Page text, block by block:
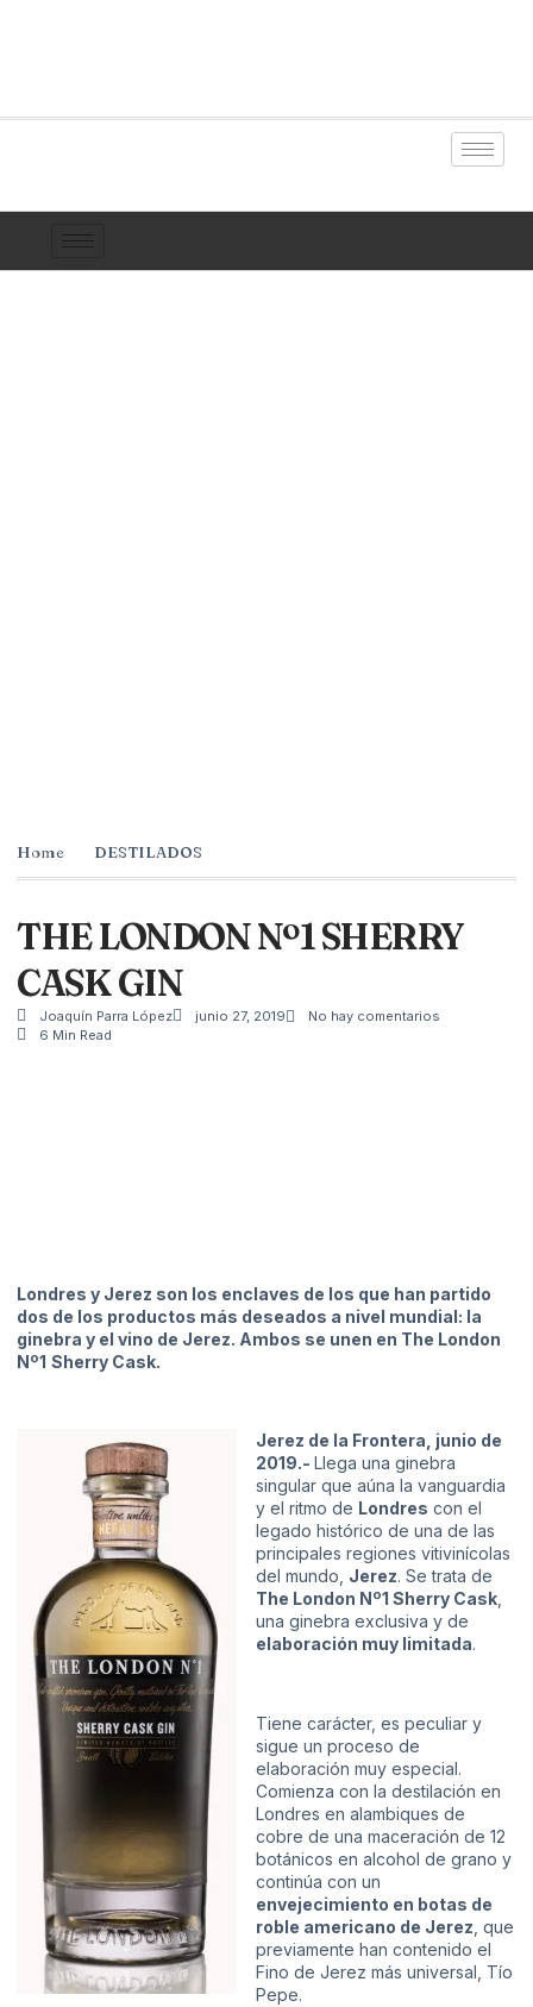
Home DESTILADOS
THE LONDON Nº1 SHERRY
CASK GIN
Joaquín Parra López junio 27, 2019
No hay comentarios
6 Min Read
Londres y Jerez son los enclaves de los que han partido
dos de los productos más deseados a nivel mundial: la
ginebra y el vino de Jerez. Ambos se unen en The London
Nº1 Sherry Cask.
Jerez de la Frontera, junio de
2019.- Llega una ginebra
singular que aúna la vanguardia
y el ritmo de Londres con el
legado histórico de una de las
principales regiones vitivinícolas
del mundo, Jerez. Se trata de
The London Nº1 Sherry Cask,
una ginebra exclusiva y de
elaboración muy limitada.
Tiene carácter, es peculiar y
sigue un proceso de
elaboración muy especial.
Comienza con la destilación en
Londres en alambiques de
cobre de una maceración de 12
botánicos en alcohol de grano y
continúa con un
envejecimiento en botas de
roble americano de Jerez , que
previamente han contenido el
Fino de Jerez más universal, Tío
Pepe.